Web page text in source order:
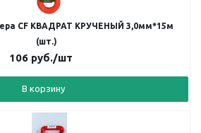
CF КВАДРАТ КРУЧЕНЫЙ 3,0мм*15м
(шт.)
106руб./шт
В корзину